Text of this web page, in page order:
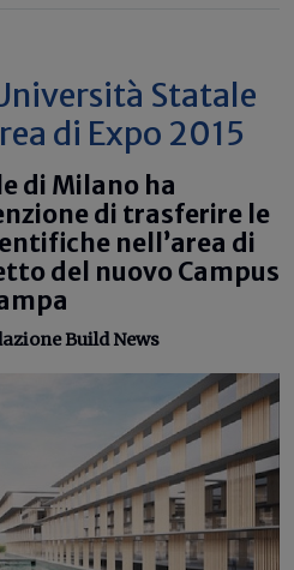
Statale
di Expo 2015
di Milano ha
di trasferire le
nell’area di
del nuovo Campus
Build News